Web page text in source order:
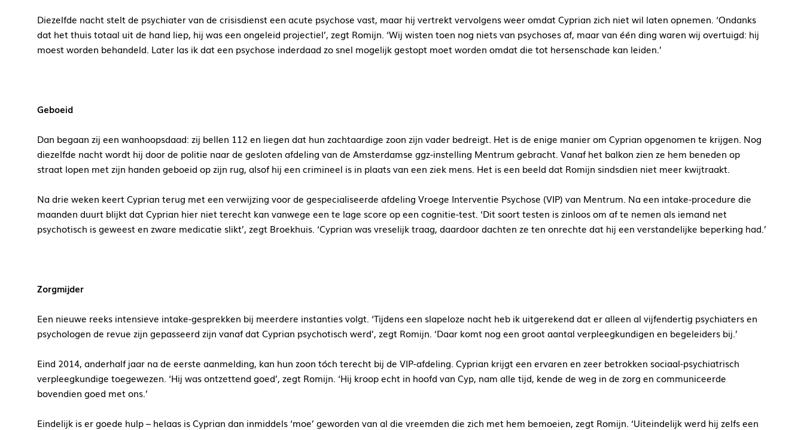
Diezelfde nacht stelt de psychiater van de crisisdienst een acute psychose vast, maar hij vertrekt vervolgens weer omdat Cyprian zich niet wil laten opnemen. ‘Ondanks
dat het thuis totaal uit de hand liep, hij was een ongeleid projectiel’, zegt Romijn. ‘Wij wisten toen nog niets van psychoses af, maar van één ding waren wij overtuigd: hij
moest worden behandeld. Later las ik dat een psychose inderdaad zo snel mogelijk gestopt moet worden omdat die tot hersenschade kan leiden.’
Geboeid
Dan begaan zij een wanhoopsdaad: zij bellen 112 en liegen dat hun zachtaardige zoon zijn vader bedreigt. Het is de enige manier om Cyprian opgenomen te krijgen. Nog
diezelfde nacht wordt hij door de politie naar de gesloten afdeling van de Amsterdamse ggz-instelling Mentrum gebracht. Vanaf het balkon zien ze hem beneden op
straat lopen met zijn handen geboeid op zijn rug, alsof hij een crimineel is in plaats van een ziek mens. Het is een beeld dat Romijn sindsdien niet meer kwijtraakt.
Na drie weken keert Cyprian terug met een verwijzing voor de gespecialiseerde afdeling Vroege Interventie Psychose (VIP) van Mentrum. Na een intake-procedure die
maanden duurt blijkt dat Cyprian hier niet terecht kan vanwege een te lage score op een cognitie-test. ‘Dit soort testen is zinloos om af te nemen als iemand net
psychotisch is geweest en zware medicatie slikt’, zegt Broekhuis. ‘Cyprian was vreselijk traag, daardoor dachten ze ten onrechte dat hij een verstandelijke beperking had.’
Zorgmijder
Een nieuwe reeks intensieve intake-gesprekken bij meerdere instanties volgt. ‘Tijdens een slapeloze nacht heb ik uitgerekend dat er alleen al vijfendertig psychiaters en
psychologen de revue zijn gepasseerd zijn vanaf dat Cyprian psychotisch werd’, zegt Romijn. ‘Daar komt nog een groot aantal verpleegkundigen en begeleiders bij.’
Eind 2014, anderhalf jaar na de eerste aanmelding, kan hun zoon tóch terecht bij de VIP-afdeling. Cyprian krijgt een ervaren en zeer betrokken sociaal-psychiatrisch
verpleegkundige toegewezen. ‘Hij was ontzettend goed’, zegt Romijn. ‘Hij kroop echt in hoofd van Cyp, nam alle tijd, kende de weg in de zorg en communiceerde
bovendien goed met ons.’
Eindelijk is er goede hulp – helaas is Cyprian dan inmiddels ‘moe’ geworden van al die vreemden die zich met hem bemoeien, zegt Romijn. ‘Uiteindelijk werd hij zelfs een